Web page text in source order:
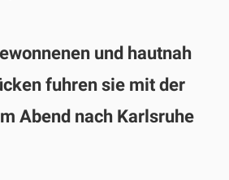
und hautnah
fuhren sie mit der
Abend nach Karlsruhe